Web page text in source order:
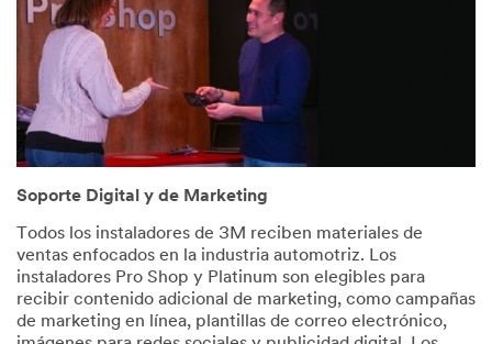
Soporte Digital y de Marketing
Todos los instaladores de 3M reciben materiales de
ventas enfocados en la industria automotriz. Los
instaladores Pro Shop y Platinum son elegibles para
recibir contenido adicional de marketing, como campañas
de marketing en línea, plantillas de correo electrónico,